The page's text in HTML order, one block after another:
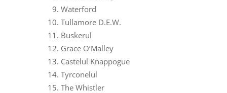
Waterford
Tullamore D.E.W.
Buskerul
Grace O’Malley
Castelul Knappogue
Tyrconelul
The Whistler